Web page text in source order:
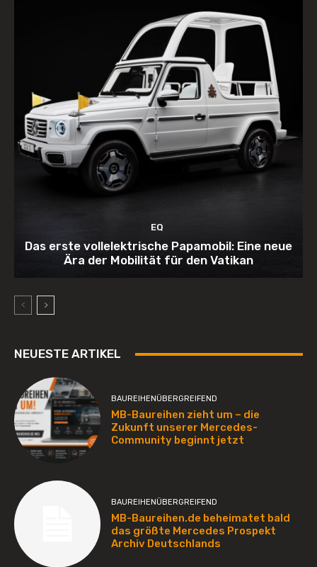
EQ
Das erste vollelektrische Papamobil: Eine neue
Ära der Mobilität für den Vatikan
NEUESTE ARTIKEL
BAUREIHENÜBERGREIFEND
MB-Baureihen zieht um – die
Zukunft unserer Mercedes-
Community beginnt jetzt
BAUREIHENÜBERGREIFEND
MB-Baureihen.de beheimatet bald
das größte Mercedes Prospekt
Archiv Deutschlands